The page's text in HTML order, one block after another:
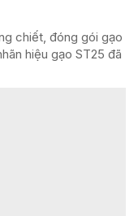
chiết, đóng gói gạo
hiệu gạo ST25 đã